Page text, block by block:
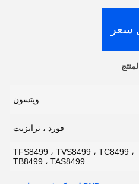
سعر
ويتسون
فورد ، ترانزيت
TFS8499 ، TVS8499 ، TC8499 ،
TB8499 ، TAS8499